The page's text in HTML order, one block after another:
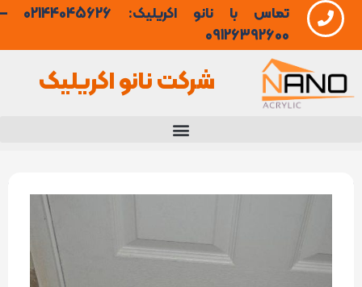
رفتن
به
محتوا
تماس با نانو اکریلیک: 02144045626 –
09126392600
شرکت نانو اکریلیک
درب